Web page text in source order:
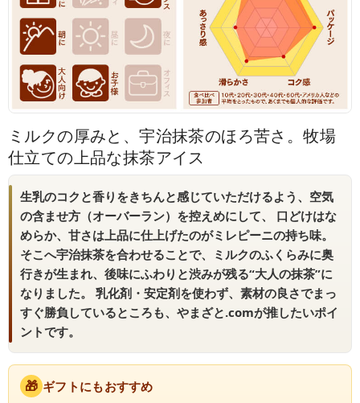
ミルクの厚みと、宇治抹茶のほろ苦さ。牧場
仕立ての上品な抹茶アイス
生乳のコクと香りをきちんと感じていただけるよう、空気
の含ませ方（オーバーラン）を控えめにして、 口どけはな
めらか、甘さは上品に仕上げたのがミレピーニの持ち味。
そこへ宇治抹茶を合わせることで、ミルクのふくらみに奥
行きが生まれ、後味にふわりと渋みが残る“大人の抹茶”に
なりました。 乳化剤・安定剤を使わず、素材の良さでまっ
すぐ勝負しているところも、やまざと.comが推したいポイ
ントです。
🎁 ギフトにもおすすめ